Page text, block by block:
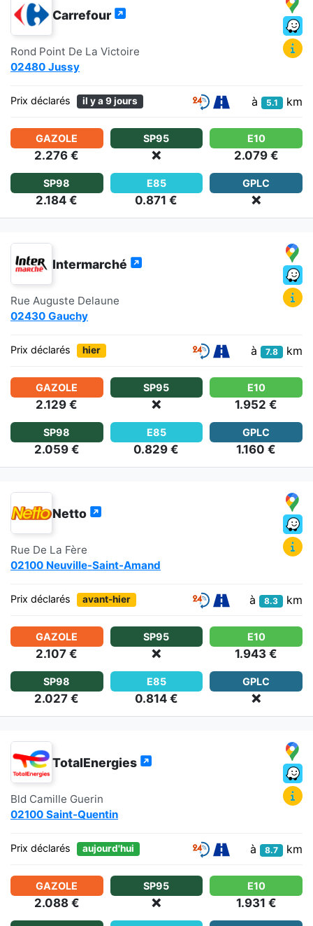
Carrefour
Rond Point De La Victoire
02480 Jussy
Prix déclarés il y a 9 jours à 5.1 km
GAZOLE
2.276 €
SP95
❌
E10
2.079 €
SP98
2.184 €
E85
0.871 €
GPLC
❌
Intermarché
Rue Auguste Delaune
02430 Gauchy
Prix déclarés hier à 7.8 km
GAZOLE
2.129 €
SP95
❌
E10
1.952 €
SP98
2.059 €
E85
0.829 €
GPLC
1.160 €
Netto
Rue De La Fère
02100 Neuville-Saint-Amand
Prix déclarés avant-hier à 8.3 km
GAZOLE
2.107 €
SP95
❌
E10
1.943 €
SP98
2.027 €
E85
0.814 €
GPLC
❌
TotalEnergies
Bld Camille Guerin
02100 Saint-Quentin
Prix déclarés aujourd'hui à 8.7 km
GAZOLE
2.088 €
SP95
❌
E10
1.931 €